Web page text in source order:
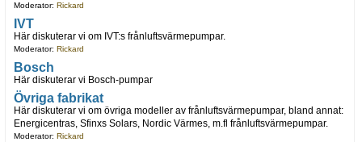
Moderator: Rickard
IVT
Här diskuterar vi om IVT:s frånluftsvärmepumpar.
Moderator: Rickard
Bosch
Här diskuterar vi Bosch-pumpar
Övriga fabrikat
Här diskuterar vi om övriga modeller av frånluftsvärmepumpar, bland annat:
Energicentras, Sfinxs Solars, Nordic Värmes, m.fl frånluftsvärmepumpar.
Moderator: Rickard